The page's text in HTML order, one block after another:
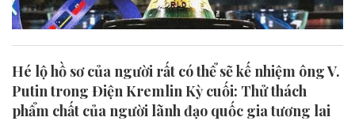
Hé lộ hồ sơ của người rất có thể sẽ kế nhiệm ông V.
Putin trong Điện Kremlin Kỳ cuối: Thử thách
phẩm chất của người lãnh đạo quốc gia tương lai